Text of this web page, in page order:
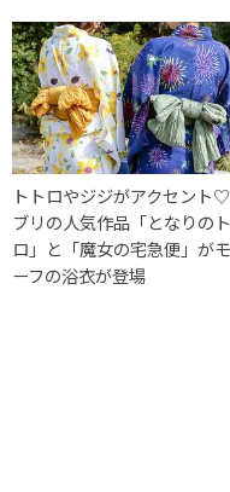
トトロやジジがアクセント
ブリの人気作品「となりの
ロ」と「魔女の宅急便」が
ーフの浴衣が登場